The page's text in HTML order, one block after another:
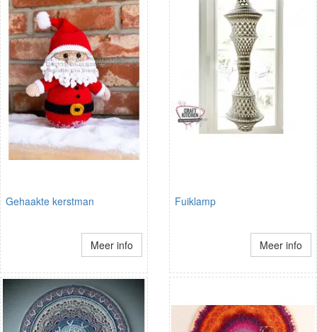
Gehaakte kerstman
Meer info
Fuiklamp
Meer info